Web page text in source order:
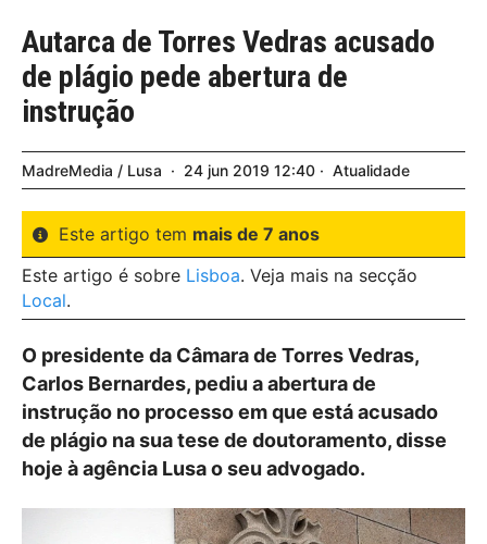
Autarca de Torres Vedras acusado
de plágio pede abertura de
instrução
MadreMedia / Lusa 24 jun 2019 12:40 Atualidade
Este artigo tem mais de 7 anos
Este artigo é sobre Lisboa. Veja mais na secção
Local.
O presidente da Câmara de Torres Vedras,
Carlos Bernardes, pediu a abertura de
instrução no processo em que está acusado
de plágio na sua tese de doutoramento, disse
hoje à agência Lusa o seu advogado.